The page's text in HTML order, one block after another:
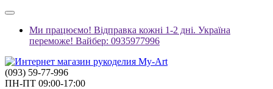
Ми працюємо! Відправка кожні 1-2 дні. Україна
переможе! Вайбер: 0935977996
(093) 59-77-996
ПН-ПТ 09:00-17:00